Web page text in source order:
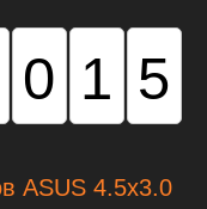
ASUS 4.5x3.0